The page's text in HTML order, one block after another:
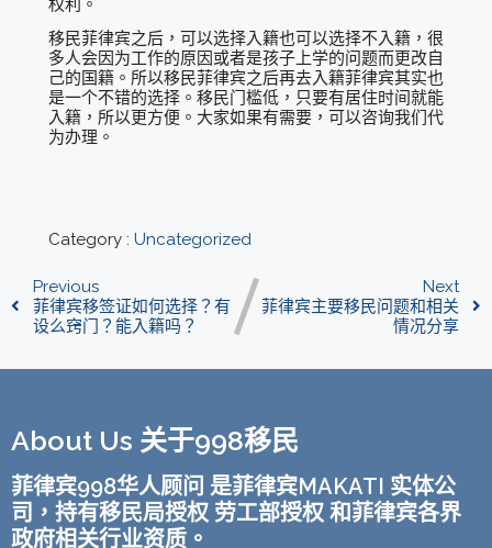
权利。
移民菲律宾之后，可以选择入籍也可以选择不入籍，很
多人会因为工作的原因或者是孩子上学的问题而更改自
己的国籍。所以移民菲律宾之后再去入籍菲律宾其实也
是一个不错的选择。移民门槛低，只要有居住时间就能
入籍，所以更方便。大家如果有需要，可以咨询我们代
为办理。
Category : Uncategorized
Previous
菲律宾移签证如何选择？有
设么窍门？能入籍吗？
Next
菲律宾主要移民问题和相关
情况分享
About Us 关于998移民
菲律宾998华人顾问 是菲律宾MAKATI 实体公
司，持有移民局授权 劳工部授权 和菲律宾各界
政府相关行业资质。